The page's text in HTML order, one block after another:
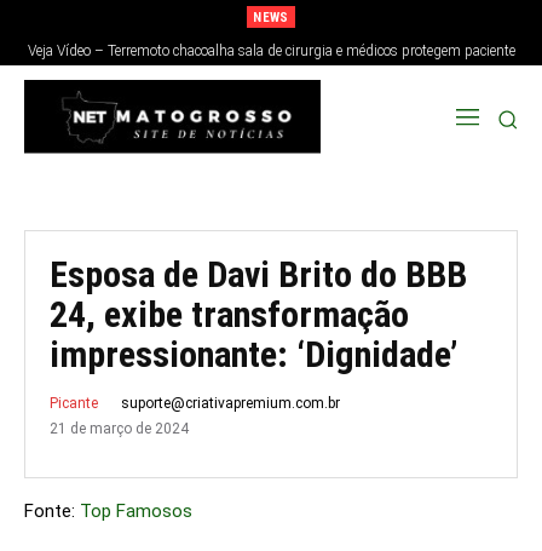
NEWS
Veja Vídeo – Terremoto chacoalha sala de cirurgia e médicos protegem paciente
no Japão; veja
Esposa de Davi Brito do BBB
24, exibe transformação
impressionante: ‘Dignidade’
Picante
suporte@criativapremium.com.br
21 de março de 2024
Fonte: Top Famosos